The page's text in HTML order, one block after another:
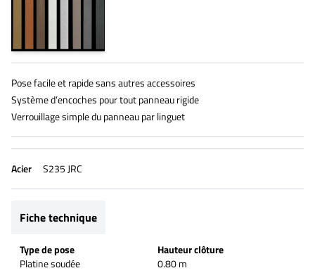
Pose facile et rapide sans autres accessoires
Système d’encoches pour tout panneau rigide
Verrouillage simple du panneau par linguet
Acier S235 JRC
Fiche technique
Type de pose
Platine soudée
Hauteur clôture
0.80 m